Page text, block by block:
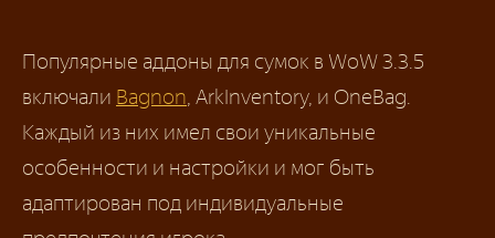
Популярные аддоны для сумок в WoW 3.3.5
включали Bagnon, ArkInventory, и OneBag.
Каждый из них имел свои уникальные
особенности и настройки и мог быть
адаптирован под индивидуальные